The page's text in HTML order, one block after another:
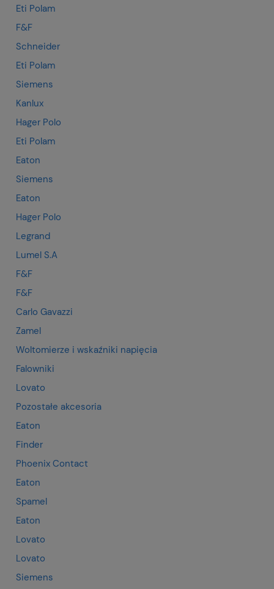
Eti Polam
F&F
Schneider
Eti Polam
Siemens
Kanlux
Hager Polo
Eti Polam
Eaton
Siemens
Eaton
Hager Polo
Legrand
Lumel S.A
F&F
F&F
Carlo Gavazzi
Zamel
Woltomierze i wskaźniki napięcia
Falowniki
Lovato
Pozostałe akcesoria
Eaton
Finder
Phoenix Contact
Eaton
Spamel
Eaton
Lovato
Lovato
Siemens